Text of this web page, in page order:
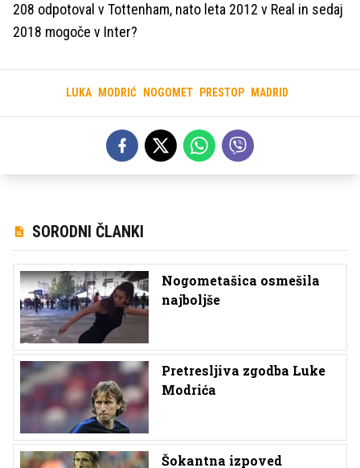
208 odpotoval v Tottenham, nato leta 2012 v Real in sedaj
2018 mogoče v Inter?
LUKA MODRIĆ NOGOMET PRESTOP MADRID
SORODNI ČLANKI
Nogometašica osmešila
najboljše
Pretresljiva zgodba Luke
Modrića
Šokantna izpoved